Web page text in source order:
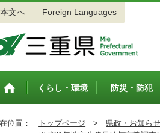
本文へ Foreign Languages
プペ
くらし・環境 防災・防犯
位置： トップページ > 県政・お知ら